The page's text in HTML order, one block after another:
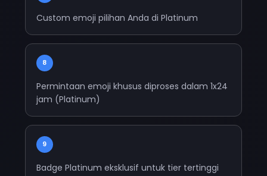
Custom emoji pilihan Anda di Platinum
8
Permintaan emoji khusus diproses dalam 1x24
jam (Platinum)
9
Badge Platinum eksklusif untuk tier tertinggi